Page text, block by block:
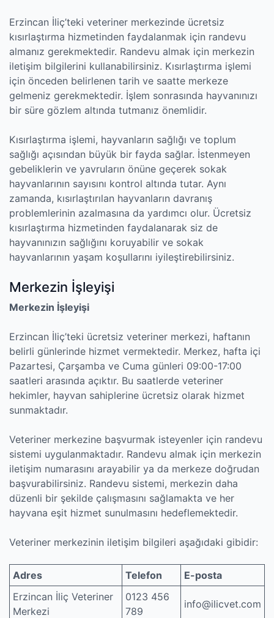
Erzincan İliç’teki veteriner merkezinde ücretsiz
kısırlaştırma hizmetinden faydalanmak için randevu
almanız gerekmektedir. Randevu almak için merkezin
iletişim bilgilerini kullanabilirsiniz. Kısırlaştırma işlemi
için önceden belirlenen tarih ve saatte merkeze
gelmeniz gerekmektedir. İşlem sonrasında hayvanınızı
bir süre gözlem altında tutmanız önemlidir.
Kısırlaştırma işlemi, hayvanların sağlığı ve toplum
sağlığı açısından büyük bir fayda sağlar. İstenmeyen
gebeliklerin ve yavruların önüne geçerek sokak
hayvanlarının sayısını kontrol altında tutar. Aynı
zamanda, kısırlaştırılan hayvanların davranış
problemlerinin azalmasına da yardımcı olur. Ücretsiz
kısırlaştırma hizmetinden faydalanarak siz de
hayvanınızın sağlığını koruyabilir ve sokak
hayvanlarının yaşam koşullarını iyileştirebilirsiniz.
Merkezin İşleyişi
Merkezin İşleyişi
Erzincan İliç’teki ücretsiz veteriner merkezi, haftanın
belirli günlerinde hizmet vermektedir. Merkez, hafta içi
Pazartesi, Çarşamba ve Cuma günleri 09:00-17:00
saatleri arasında açıktır. Bu saatlerde veteriner
hekimler, hayvan sahiplerine ücretsiz olarak hizmet
sunmaktadır.
Veteriner merkezine başvurmak isteyenler için randevu
sistemi uygulanmaktadır. Randevu almak için merkezin
iletişim numarasını arayabilir ya da merkeze doğrudan
başvurabilirsiniz. Randevu sistemi, merkezin daha
düzenli bir şekilde çalışmasını sağlamakta ve her
hayvana eşit hizmet sunulmasını hedeflemektedir.
Veteriner merkezinin iletişim bilgileri aşağıdaki gibidir:
Adres Telefon
E-posta
Erzincan İliç Veteriner
Merkezi
0123 456
789
info@ilicvet.com